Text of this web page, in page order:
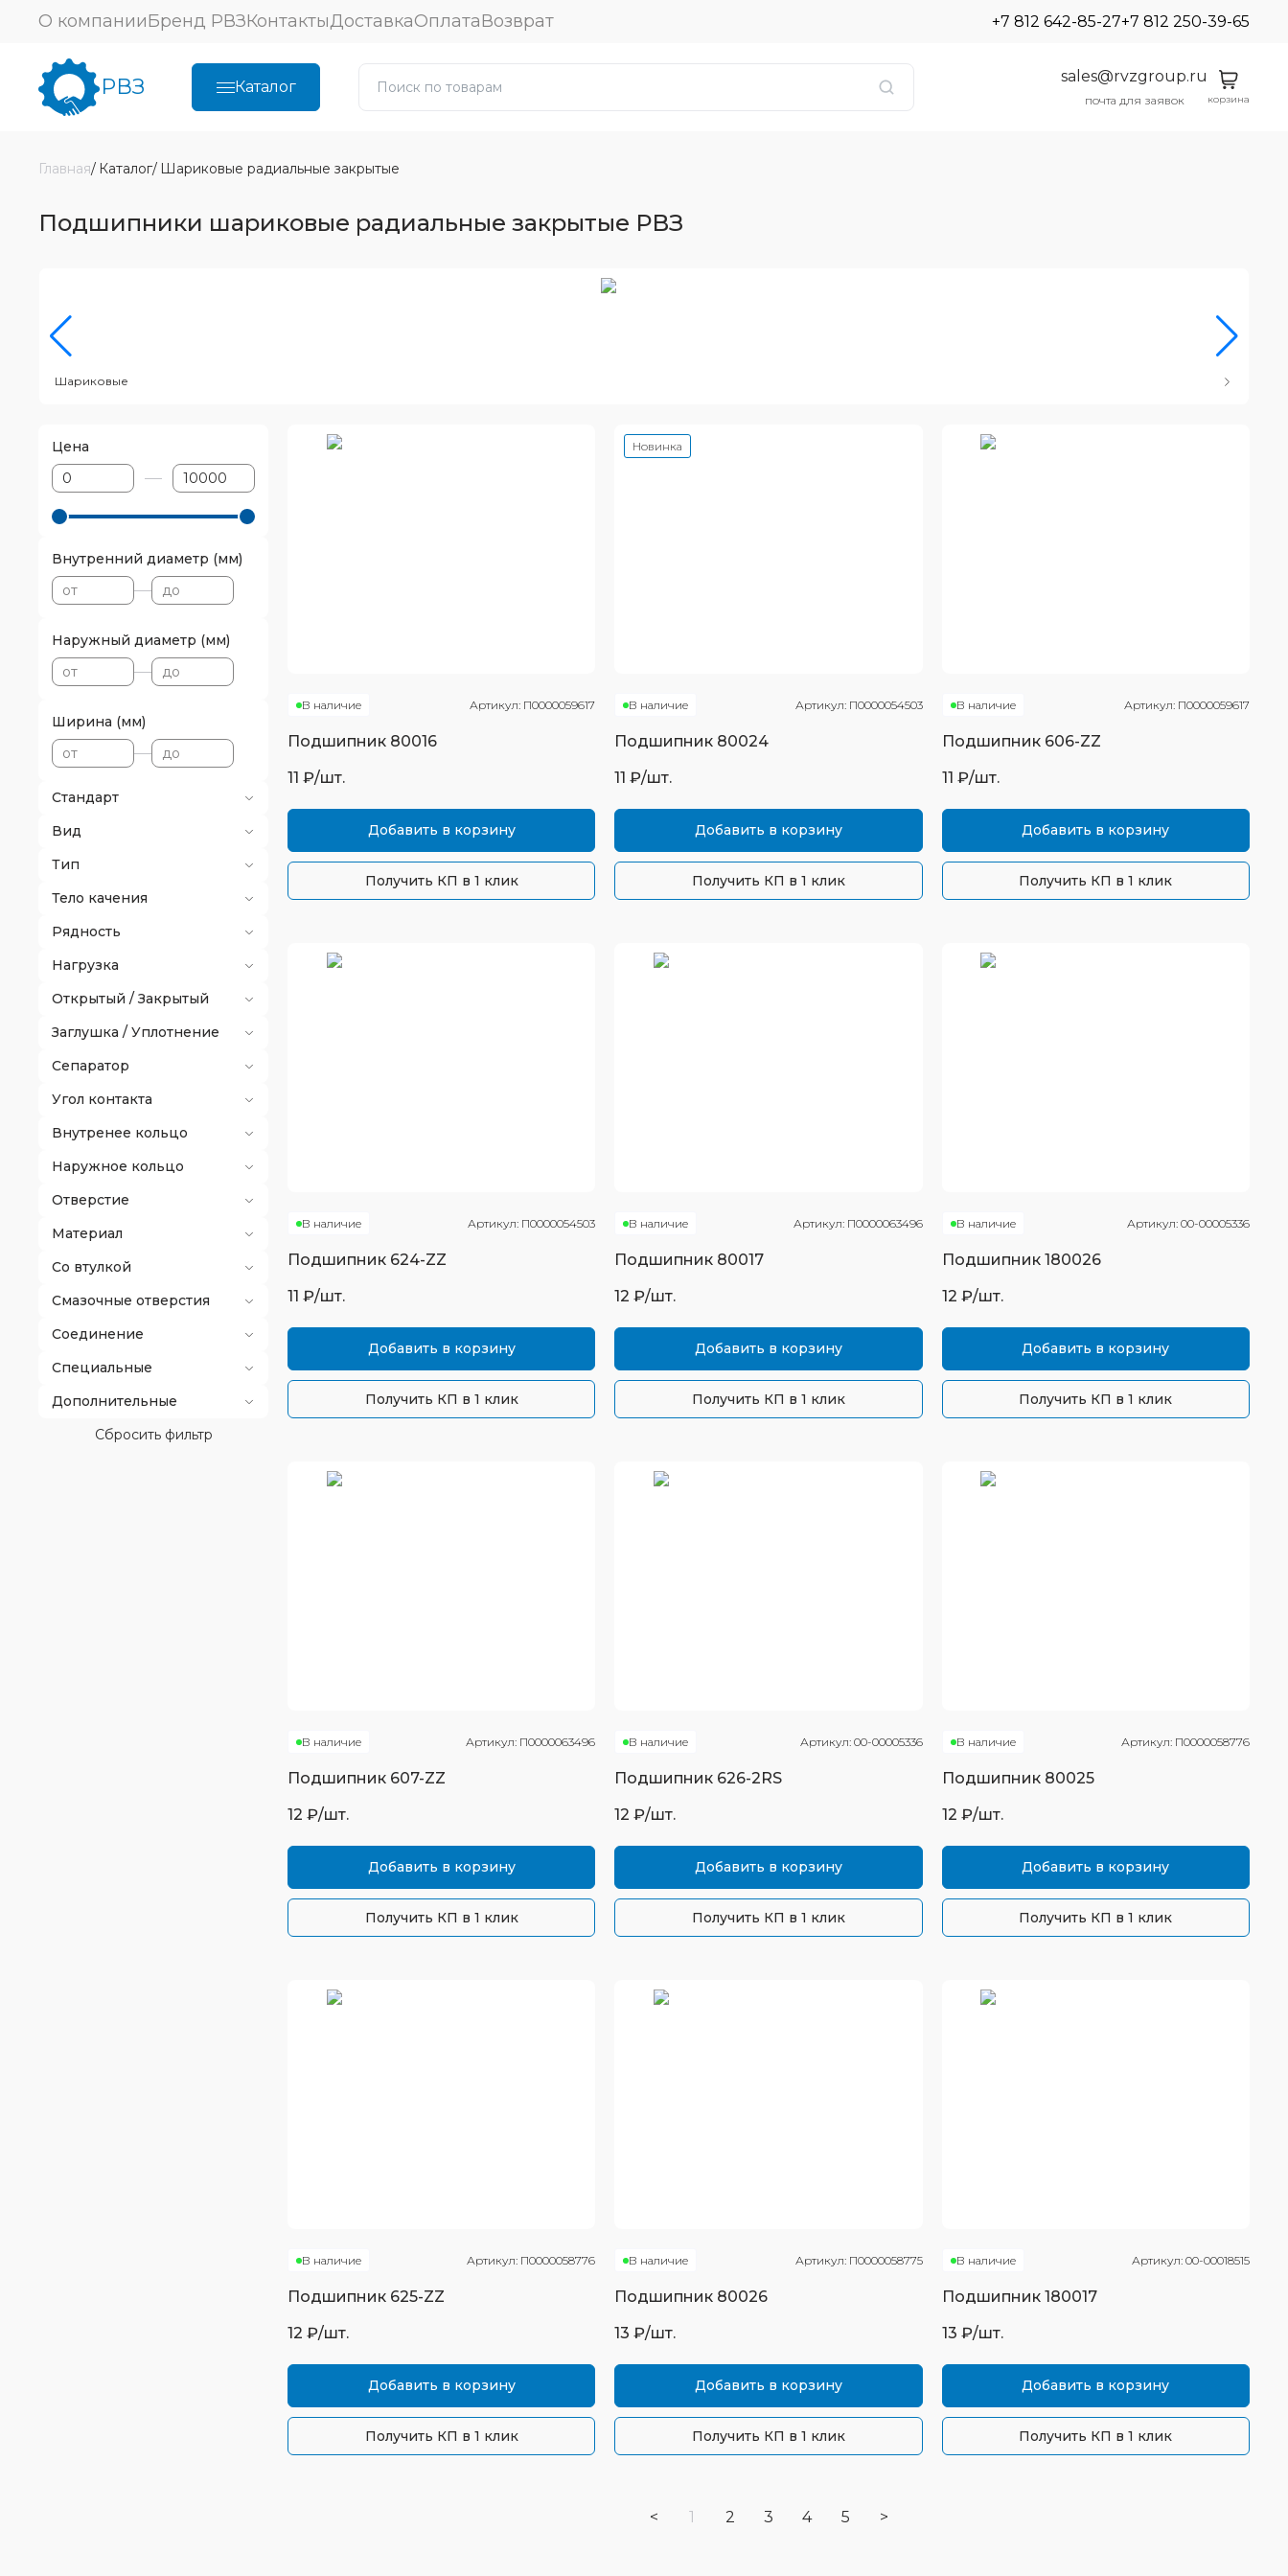
О компанииБренд РВЗКонтактыДоставкаОплатаВозврат +7 812 642-85-27+7 812 250-39-65
РВЗ Каталог
sales@rvzgroup.ru
почта для заявок корзина
Главная Каталог Шариковые радиальные закрытые
Подшипники шариковые радиальные закрытые РВЗ
Шариковые
Цена
Внутренний диаметр (мм)
Наружный диаметр (мм)
Ширина (мм)
Стандарт
Вид
Тип
Тело качения
Рядность
Нагрузка
Открытый / Закрытый
Заглушка / Уплотнение
Сепаратор
Угол контакта
Внутренее кольцо
Наружное кольцо
Отверстие
Материал
Со втулкой
Смазочные отверстия
Соединение
Специальные
Дополнительные
Сбросить фильтр
В наличие Артикул: П0000059617
Подшипник 80016
11 ₽/шт.
Добавить в корзину
Получить КП в 1 клик
Новинка
В наличие Артикул: П0000054503
Подшипник 80024
11 ₽/шт.
Добавить в корзину
Получить КП в 1 клик
В наличие Артикул: П0000059617
Подшипник 606-ZZ
11 ₽/шт.
Добавить в корзину
Получить КП в 1 клик
В наличие Артикул: П0000054503
Подшипник 624-ZZ
11 ₽/шт.
Добавить в корзину
Получить КП в 1 клик
В наличие Артикул: П0000063496
Подшипник 80017
12 ₽/шт.
Добавить в корзину
Получить КП в 1 клик
В наличие Артикул: 00-00005336
Подшипник 180026
12 ₽/шт.
Добавить в корзину
Получить КП в 1 клик
В наличие Артикул: П0000063496
Подшипник 607-ZZ
12 ₽/шт.
Добавить в корзину
Получить КП в 1 клик
В наличие Артикул: 00-00005336
Подшипник 626-2RS
12 ₽/шт.
Добавить в корзину
Получить КП в 1 клик
В наличие Артикул: П0000058776
Подшипник 80025
12 ₽/шт.
Добавить в корзину
Получить КП в 1 клик
В наличие Артикул: П0000058776
Подшипник 625-ZZ
12 ₽/шт.
Добавить в корзину
Получить КП в 1 клик
В наличие Артикул: П0000058775
Подшипник 80026
13 ₽/шт.
Добавить в корзину
Получить КП в 1 клик
В наличие Артикул: 00-00018515
Подшипник 180017
13 ₽/шт.
Добавить в корзину
Получить КП в 1 клик
< 1 2 3 4 5 >